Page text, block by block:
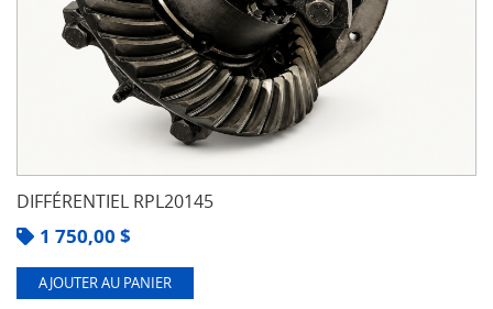
DIFFÉRENTIEL RPL20145
1 750,00 $
AJOUTER AU PANIER